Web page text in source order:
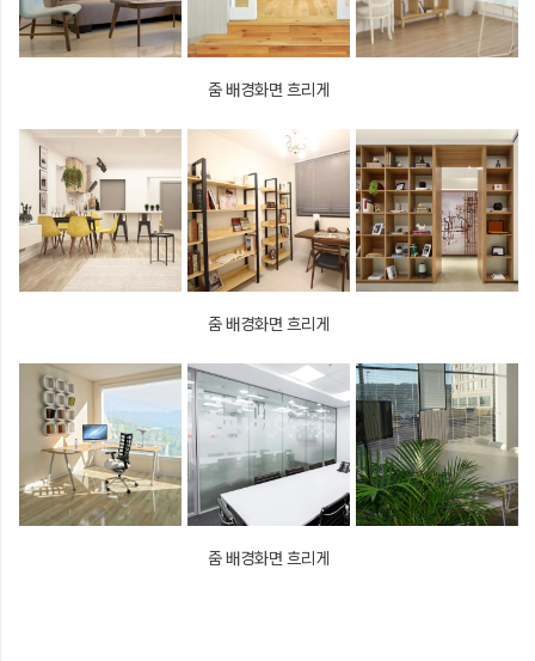
줌 배경화면 흐리게
줌 배경화면 흐리게
줌 배경화면 흐리게